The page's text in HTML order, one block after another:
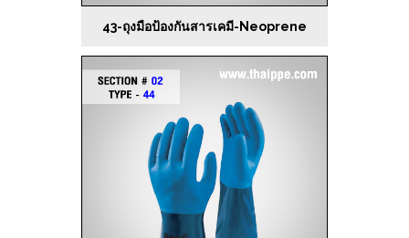
43-ถุงมือป้องกันสารเคมี-Neoprene